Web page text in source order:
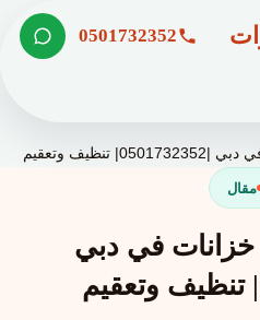
0501732352
وتعقيم
مقال
في دبي